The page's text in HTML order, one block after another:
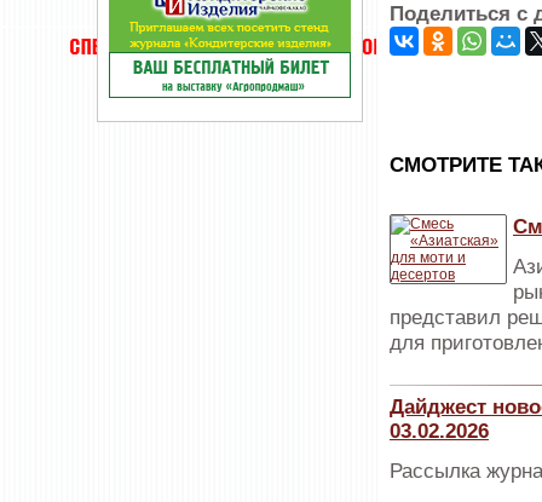
Поделиться с
CМОТРИТЕ
представил
для
Дайджест
03.02.2026
Рассылка